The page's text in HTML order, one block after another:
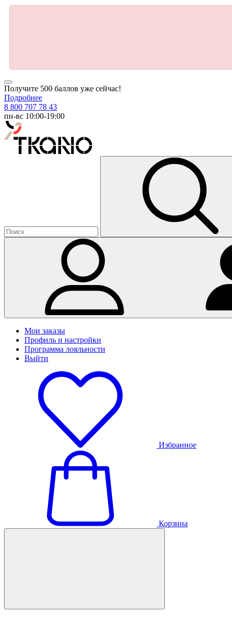
Получите 500 баллов уже сейчас!
Подробнее
8 800 707 78 43
пн-вс 10:00-19:00
Мои заказы
Профиль и настройки
Программа лояльности
Выйти
Избранное
Корзина